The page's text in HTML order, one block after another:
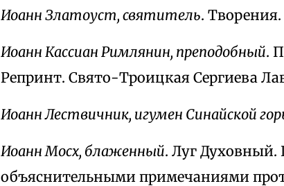
Иоанн Златоуст, святитель. Творения.
Иоанн Кассиан Римлянин, преподобный.
Репринт. Свято-Троицкая Сергиева
Иоанн Лествичник, игумен Синайской
Иоанн Мосх, блаженный. Луг Духовный.
объяснительными примечаниями